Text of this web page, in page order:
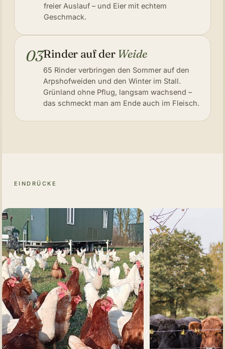
freier Auslauf – und Eier mit echtem
Geschmack.
03Rinder auf der Weide
65 Rinder verbringen den Sommer auf den
Arpshofweiden und den Winter im Stall.
Grünland ohne Pflug, langsam wachsend –
das schmeckt man am Ende auch im Fleisch.
EINDRÜCKE